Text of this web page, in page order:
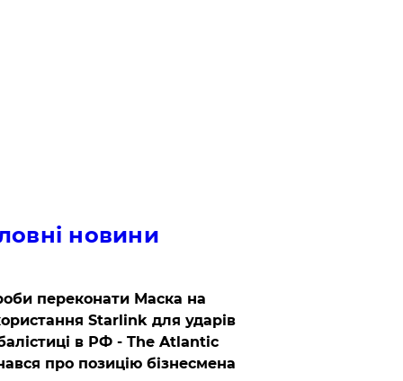
новини
переконати Маска на
Starlink для ударів
в РФ - The Atlantic
про позицію бізнесмена